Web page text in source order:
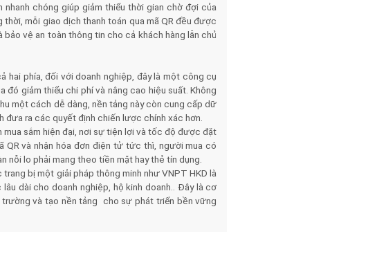
nhanh chóng giúp giảm thiểu thời gian chờ đợi của
mỗi giao dịch thanh toán qua mã QR đều được
vệ an toàn thông tin cho cả khách hàng lẫn chủ
hai phía, đối với doanh nghiệp, đây là một công cụ
đó giảm thiểu chi phí và nâng cao hiệu suất. Không
một cách dễ dàng, nền tảng này còn cung cấp dữ
đưa ra các quyết định chiến lược chính xác hơn.
sắm hiện đại, nơi sự tiện lợi và tốc độ được đặt
QR và nhận hóa đơn điện tử tức thì, người mua có
nỗi lo phải mang theo tiền mặt hay thẻ tín dụng.
bị một giải pháp thông minh như VNPT HKD là
dài cho doanh nghiệp, hộ kinh doanh.. Đây là cơ
và tạo nền tảng cho sự phát triển bền vững